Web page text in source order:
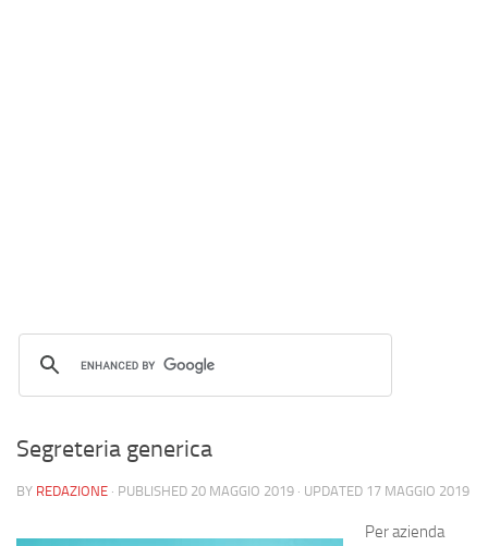
Segreteria generica
BY REDAZIONE · PUBLISHED 20 MAGGIO 2019 · UPDATED 17 MAGGIO 2019
Per azienda